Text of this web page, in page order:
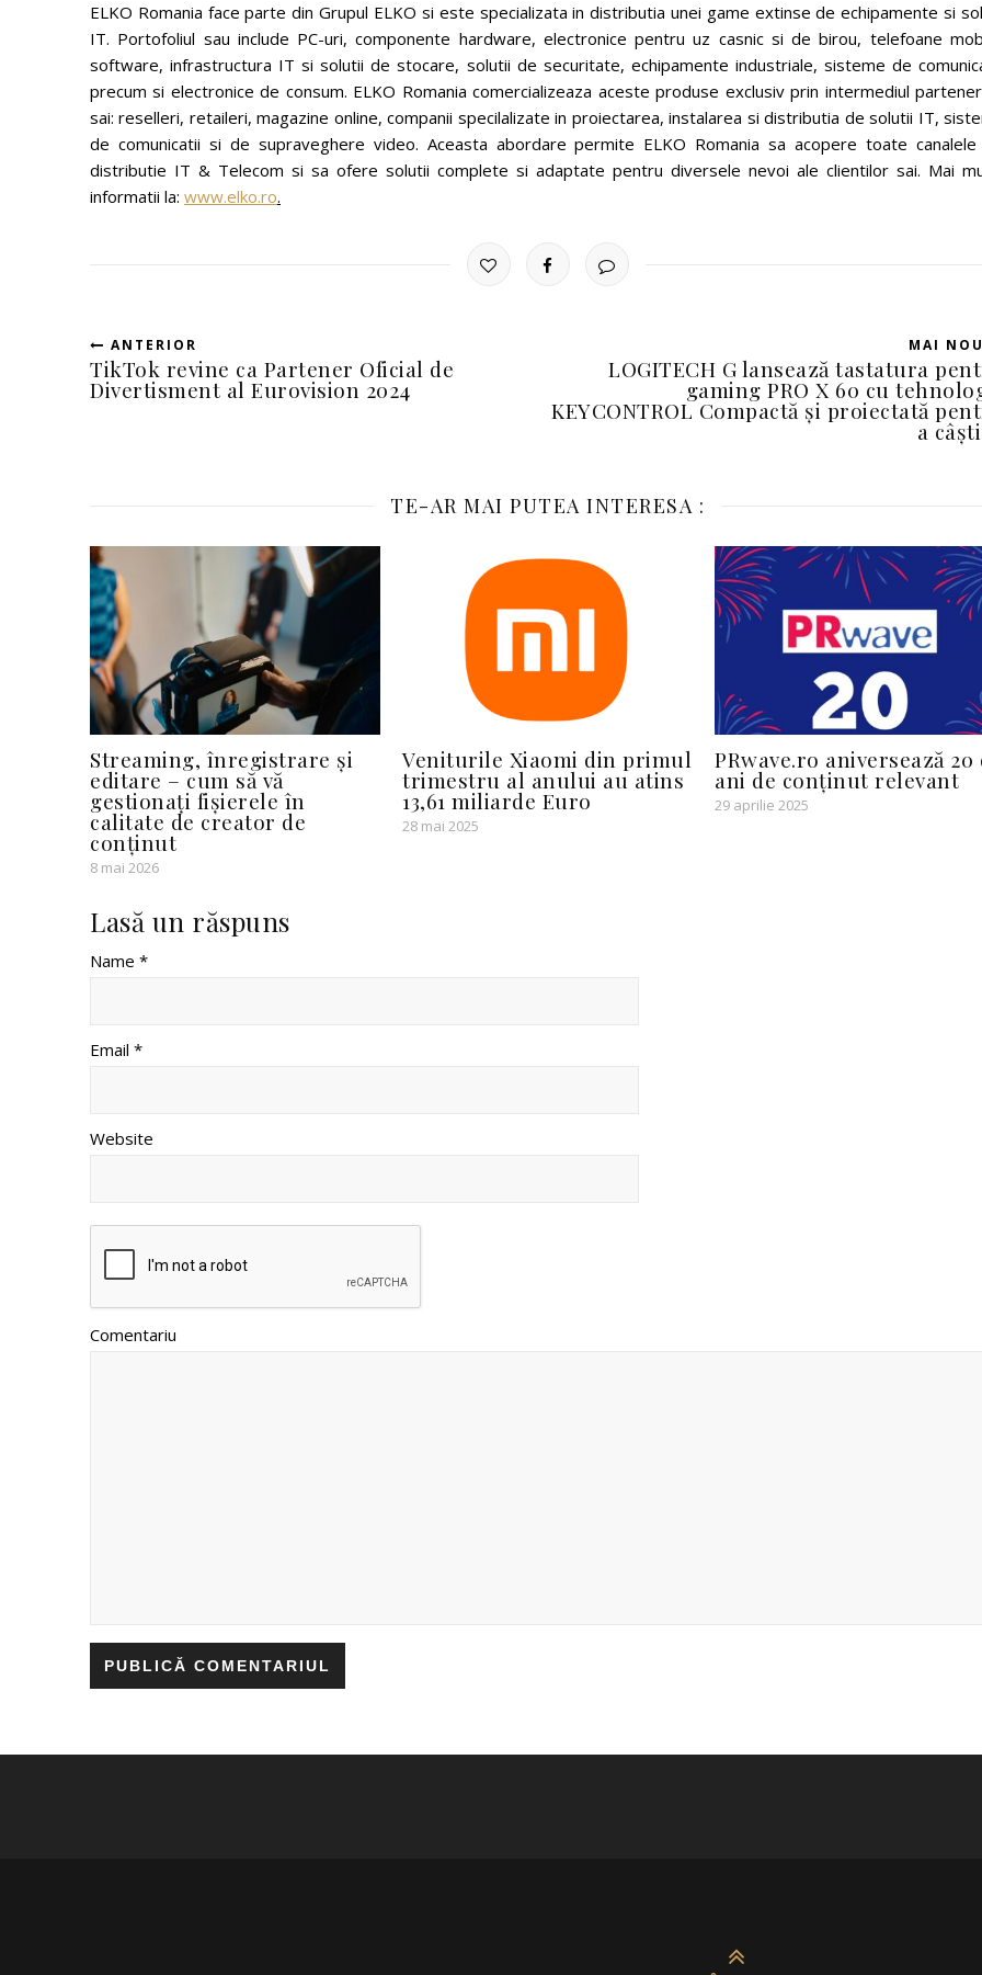
ELKO Romania face parte din Grupul ELKO si este specializata in distributia unei game extinse de echipamente si
IT. Portofoliul sau include PC-uri, componente hardware, electronice pentru uz casnic si de birou, telefoane
software, infrastructura IT si solutii de stocare, solutii de securitate, echipamente industriale, sisteme de
precum si electronice de consum. ELKO Romania comercializeaza aceste produse exclusiv prin intermediul
sai: reselleri, retaileri, magazine online, companii specilalizate in proiectarea, instalarea si distributia de solutii IT,
de comunicatii si de supraveghere video. Aceasta abordare permite ELKO Romania sa acopere toate
distributie IT & Telecom si sa ofere solutii complete si adaptate pentru diversele nevoi ale clientilor sai. Mai
informatii la: www.elko.ro.
ANTERIOR
TikTok revine ca Partener Oficial de
Divertisment al Eurovision 2024
MAI
LOGITECH G lansează tastatura
gaming PRO X 60 cu
KEYCONTROL Compactă și proiectată
a
TE-AR MAI PUTEA INTERESA :
Streaming, înregistrare și
editare – cum să vă
gestionați fișierele în
calitate de creator de
conținut
8 mai 2026
Veniturile Xiaomi din primul
trimestru al anului au atins
13,61 miliarde Euro
28 mai 2025
PRwave.ro aniversează 20
ani de conținut relevant
29 aprilie 2025
Lasă un răspuns
Name *
Email *
Website
Comentariu